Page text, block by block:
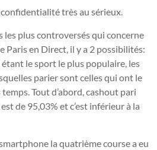
très au sérieux.
les plus controversés qui concerne
Paris en Direct, il y a 2 possibilités:
le sport le plus populaire, les
parier sont celles qui ont le
Tout d’abord, cashout pari
de 95,03% et c’est inférieur à la
la quatrième course a eu